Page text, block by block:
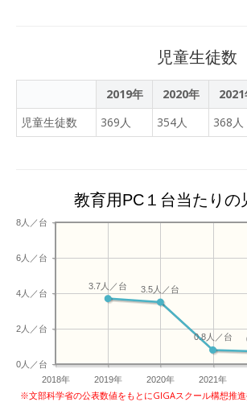
時を過
る子も
たらテ
共有し
です。
が、今
ピアン
師に招
行いま
がとう
りまし
験、い
取り組
生は、
の国か
を実感
う。高
間もな
す。最
う、パ
れまし
いです
高学年
児童生徒数
2019年 2020年 2021
児童生徒数
369人 354人 368人
教育用PC１台当たりの
2018年 2019年 2020年 2021年
0人／台
2人／台
4人／台
6人／台
8人／台
0.8人／台
3.5人／台
3.7人／台
※文部科学省の公表数値をもとにGIGAスクール構想推